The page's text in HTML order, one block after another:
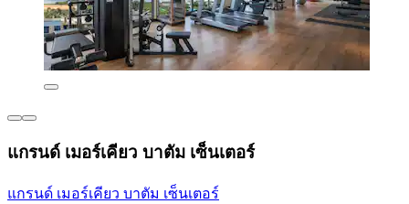
แกรนด์ เมอร์เคียว บาตัม เซ็นเตอร์
แกรนด์ เมอร์เคียว บาตัม เซ็นเตอร์